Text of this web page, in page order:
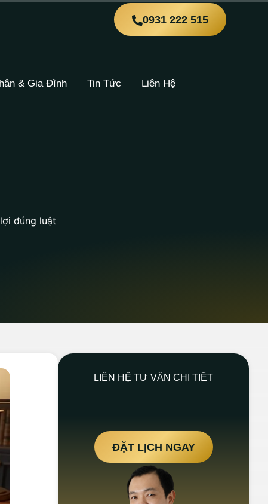
0931 222 515
& Gia Đình Tin Tức Liên Hệ
đúng luật
LIÊN HỆ TƯ VẤN CHI TIẾT
ĐẶT LỊCH NGAY